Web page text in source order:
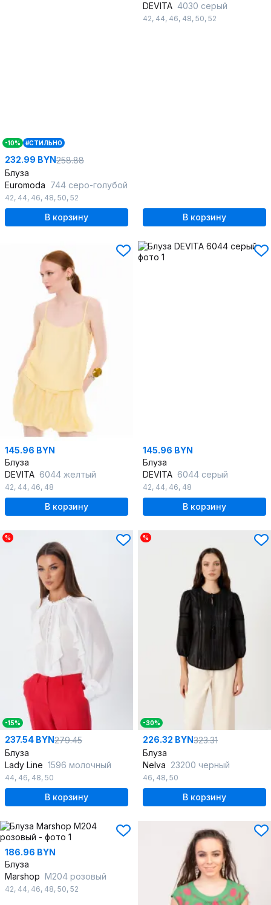
-10% #СТИЛЬНО
232.99 BYN258.88
Блуза
Euromoda 744 серо-голубой
42, 44, 46, 48, 50, 52
В корзину
DEVITA 4030 серый
42, 44, 46, 48, 50, 52
В корзину
145.96 BYN
Блуза
DEVITA 6044 желтый
42, 44, 46, 48
В корзину
145.96 BYN
Блуза
DEVITA 6044 серый
42, 44, 46, 48
В корзину
%
-15%
237.54 BYN279.45
Блуза
Lady Line 1596 молочный
44, 46, 48, 50
В корзину
%
-30%
226.32 BYN323.31
Блуза
Nelva 23200 черный
46, 48, 50
В корзину
186.96 BYN
Блуза
Marshop М204 розовый
42, 44, 46, 48, 50, 52